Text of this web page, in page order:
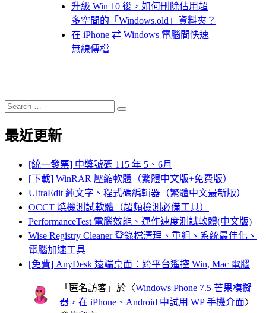
升級 Win 10 後，如何刪除佔用超
多空間的「Windows.old」資料夾？
在 iPhone ⇄ Windows 電腦間快速
無線傳檔
Search
for:
Search
最近更新
[統一發票] 中獎號碼 115 年 5、6月
[下載] WinRAR 壓縮軟體（繁體中文版+免費版）
UltraEdit 純文字、程式碼編輯器（繁體中文最新版）
OCCT 燒機測試軟體（超頻檢測必備工具）
PerformanceTest 電腦效能、運作速度測試軟體(中文版)
Wise Registry Cleaner 登錄檔清理、重組、系統最佳化、
電腦加速工具
[免費] AnyDesk 遠端桌面：跨平台遙控 Win, Mac 電腦
「 匿名訪客 」於〈Windows Phone 7.5 芒果模擬
器，在 iPhone、Android 中試用 WP 手機介面〉